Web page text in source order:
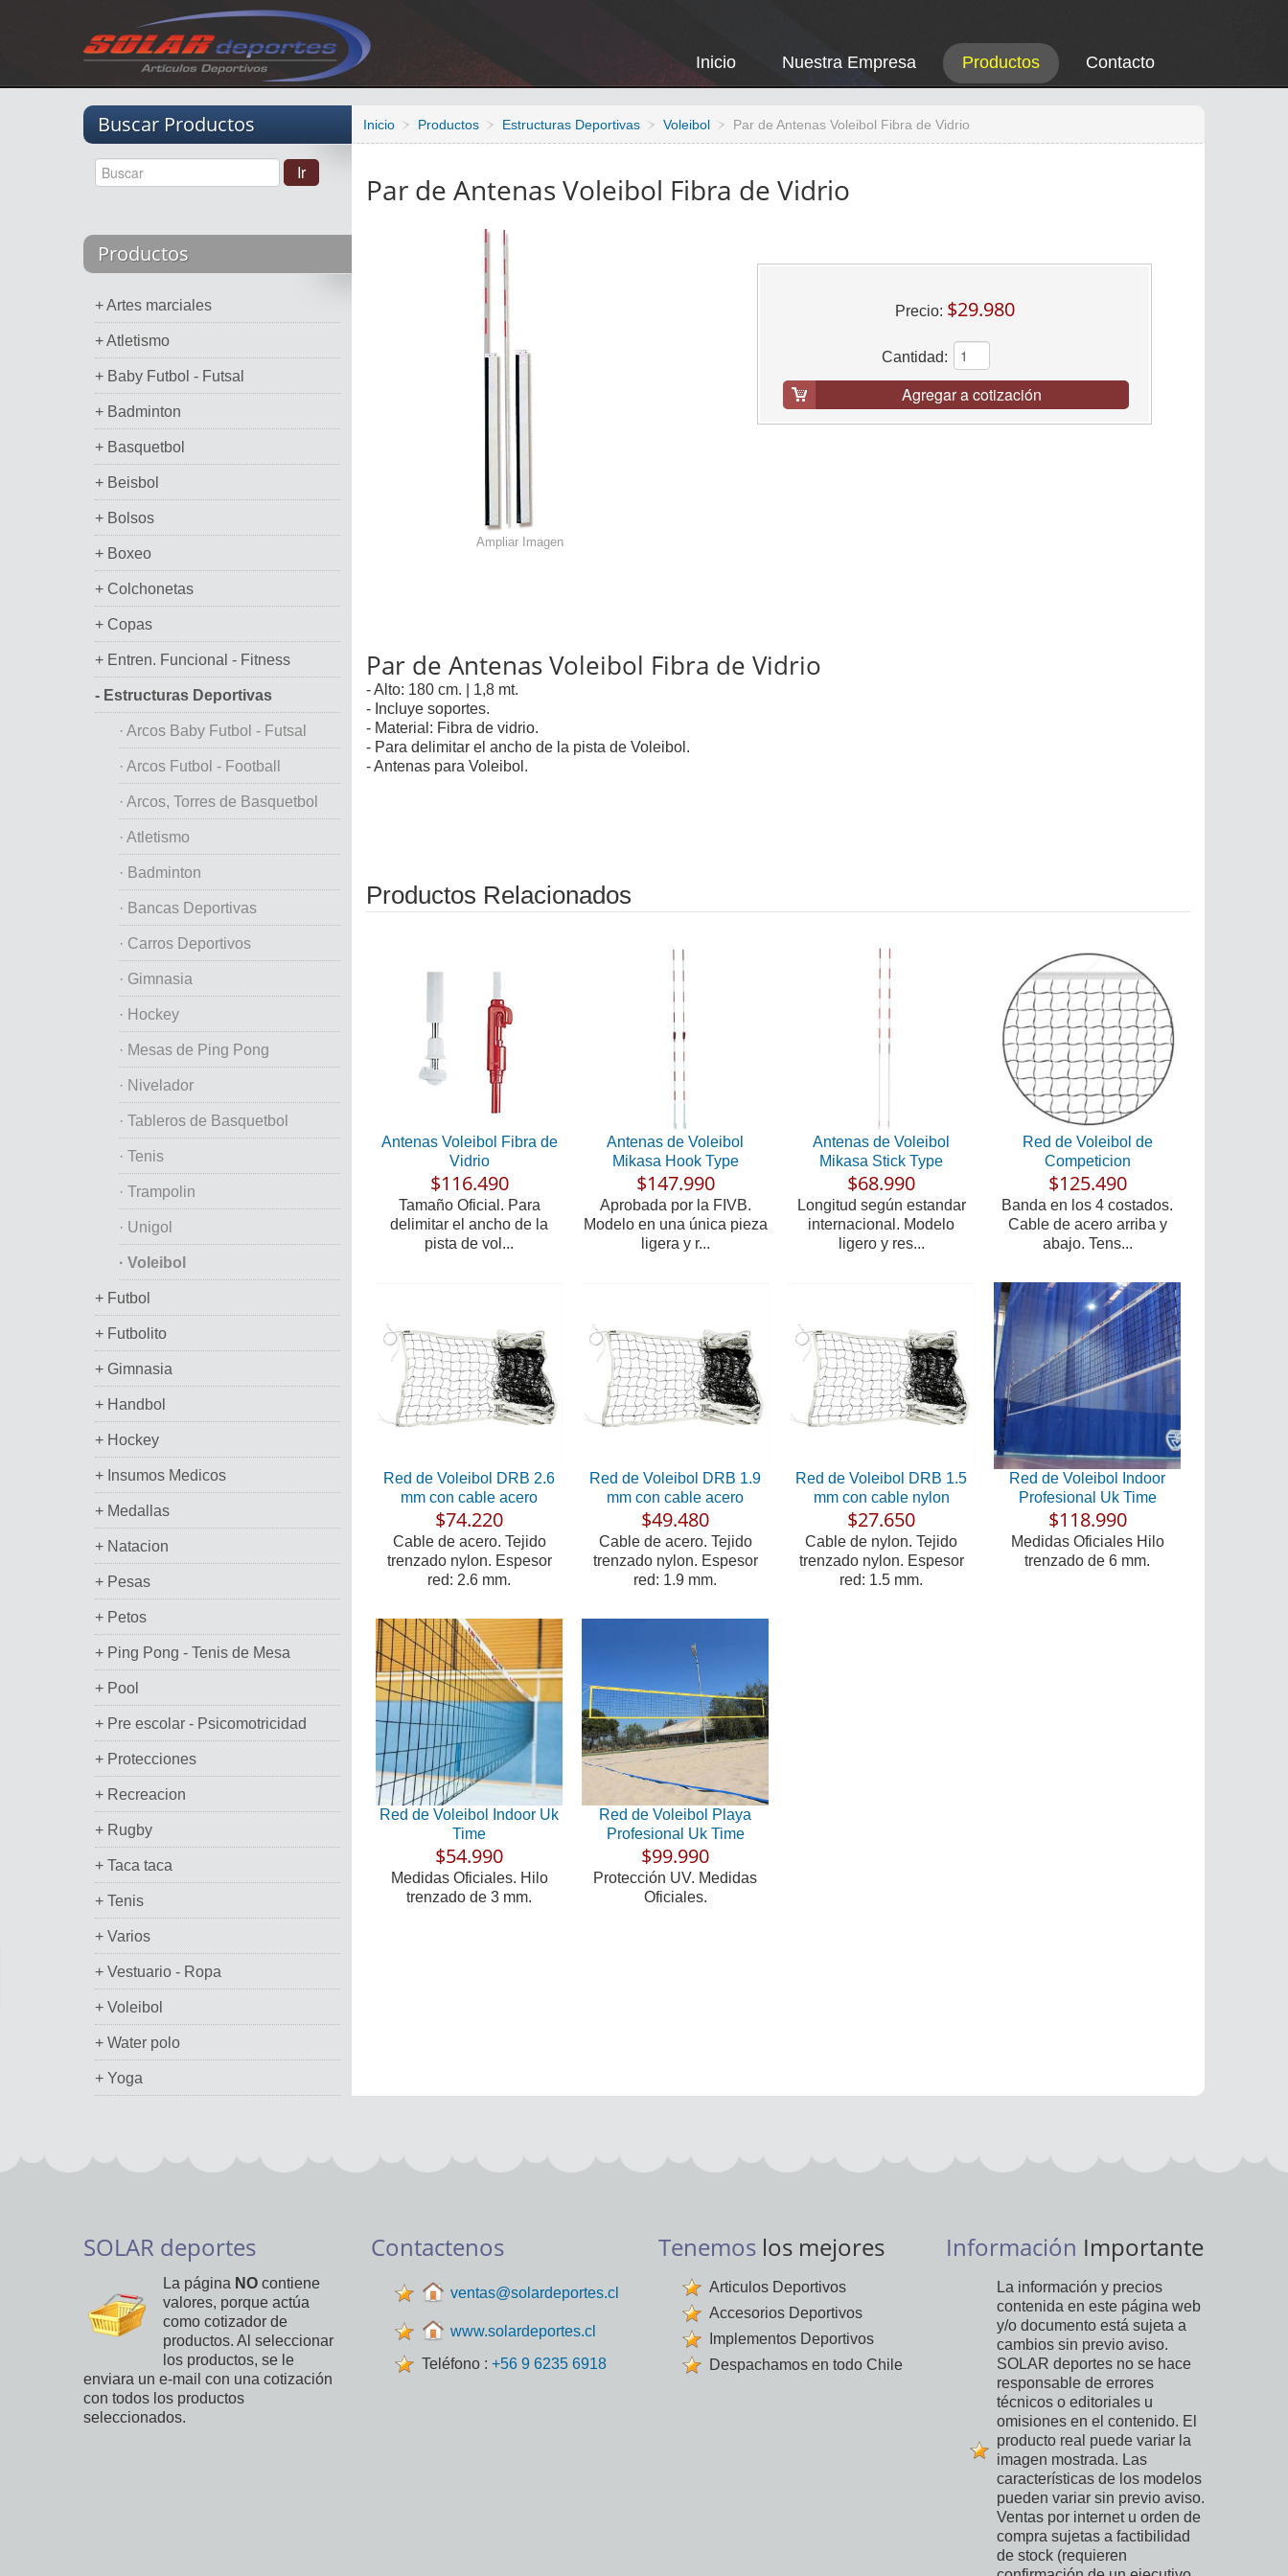
Inicio Nuestra Empresa Productos Contacto
Buscar Productos
Productos
+ Artes marciales
+ Atletismo
+ Baby Futbol - Futsal
+ Badminton
+ Basquetbol
+ Beisbol
+ Bolsos
+ Boxeo
+ Colchonetas
+ Copas
+ Entren. Funcional - Fitness
- Estructuras Deportivas
· Arcos Baby Futbol - Futsal
· Arcos Futbol - Football
· Arcos, Torres de Basquetbol
· Atletismo
· Badminton
· Bancas Deportivas
· Carros Deportivos
· Gimnasia
· Hockey
· Mesas de Ping Pong
· Nivelador
· Tableros de Basquetbol
· Tenis
· Trampolin
· Unigol
· Voleibol
+ Futbol
+ Futbolito
+ Gimnasia
+ Handbol
+ Hockey
+ Insumos Medicos
+ Medallas
+ Natacion
+ Pesas
+ Petos
+ Ping Pong - Tenis de Mesa
+ Pool
+ Pre escolar - Psicomotricidad
+ Protecciones
+ Recreacion
+ Rugby
+ Taca taca
+ Tenis
+ Varios
+ Vestuario - Ropa
+ Voleibol
+ Water polo
+ Yoga
Inicio Productos Estructuras Deportivas Voleibol Par de Antenas Voleibol Fibra de Vidrio
Par de Antenas Voleibol Fibra de Vidrio
Precio: $29.980
Cantidad:
Agregar a cotización
Ampliar Imagen
Par de Antenas Voleibol Fibra de Vidrio
- Alto: 180 cm. | 1,8 mt.
- Incluye soportes.
- Material: Fibra de vidrio.
- Para delimitar el ancho de la pista de Voleibol.
- Antenas para Voleibol.
Productos Relacionados
Antenas Voleibol Fibra de
Vidrio
$116.490
Tamaño Oficial. Para
delimitar el ancho de la
pista de vol...
Antenas de Voleibol
Mikasa Hook Type
$147.990
Aprobada por la FIVB.
Modelo en una única pieza
ligera y r...
Antenas de Voleibol
Mikasa Stick Type
$68.990
Longitud según estandar
internacional. Modelo
ligero y res...
Red de Voleibol de
Competicion
$125.490
Banda en los 4 costados.
Cable de acero arriba y
abajo. Tens...
Red de Voleibol DRB 2.6
mm con cable acero
$74.220
Cable de acero. Tejido
trenzado nylon. Espesor
red: 2.6 mm.
Red de Voleibol DRB 1.9
mm con cable acero
$49.480
Cable de acero. Tejido
trenzado nylon. Espesor
red: 1.9 mm.
Red de Voleibol DRB 1.5
mm con cable nylon
$27.650
Cable de nylon. Tejido
trenzado nylon. Espesor
red: 1.5 mm.
Red de Voleibol Indoor
Profesional Uk Time
$118.990
Medidas Oficiales Hilo
trenzado de 6 mm.
Red de Voleibol Indoor Uk
Time
$54.990
Medidas Oficiales. Hilo
trenzado de 3 mm.
Red de Voleibol Playa
Profesional Uk Time
$99.990
Protección UV. Medidas
Oficiales.
SOLAR deportes
La página NO contiene
valores, porque actúa
como cotizador de
productos. Al seleccionar
los productos, se le
enviara un e-mail con una cotización
con todos los productos
seleccionados.
Contactenos
ventas@solardeportes.cl
www.solardeportes.cl
Teléfono : +56 9 6235 6918
Tenemos los mejores
Articulos Deportivos
Accesorios Deportivos
Implementos Deportivos
Despachamos en todo Chile
Información Importante
La información y precios
contenida en este página web
y/o documento está sujeta a
cambios sin previo aviso.
SOLAR deportes no se hace
responsable de errores
técnicos o editoriales u
omisiones en el contenido. El
producto real puede variar la
imagen mostrada. Las
características de los modelos
pueden variar sin previo aviso.
Ventas por internet u orden de
compra sujetas a factibilidad
de stock (requieren